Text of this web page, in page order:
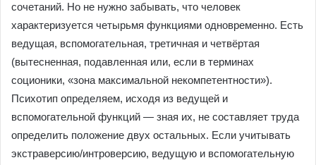
сочетаний. Но не нужно забывать, что человек
характеризуется четырьмя функциями одновременно. Есть
ведущая, вспомогательная, третичная и четвёртая
(вытесненная, подавленная или, если в терминах
соционики, «зона максимальной некомпетентности»).
Психотип определяем, исходя из ведущей и
вспомогательной функций — зная их, не составляет труда
определить положение двух остальных. Если учитывать
экстраверсию/интроверсию, ведущую и вспомогательную